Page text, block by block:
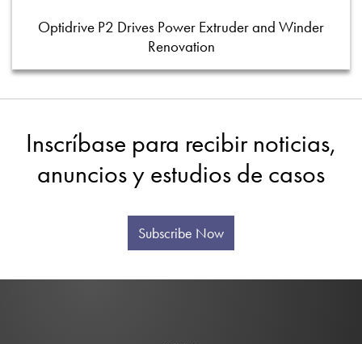
Optidrive P2 Drives Power Extruder and Winder
Renovation
Inscríbase para recibir noticias,
anuncios y estudios de casos
Subscribe Now